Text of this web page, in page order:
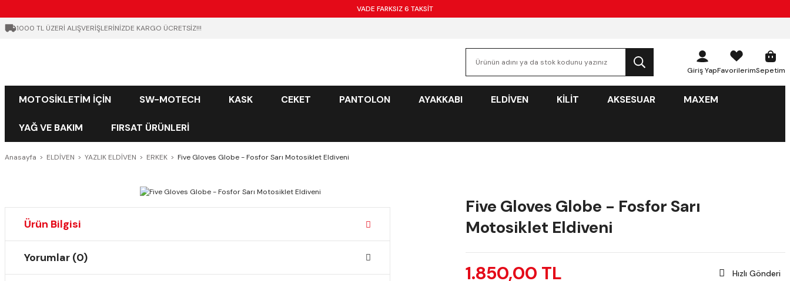
VADE FARKSIZ 6 TAKSİT
1000 TL ÜZERİ ALIŞVERİŞLERİNİZDE KARGO ÜCRETSİZ!!!
Giriş YapFavorilerimSepetim
MOTOSİKLETİM İÇİN SW-MOTECH KASK CEKET PANTOLON AYAKKABI ELDİVEN KİLİT AKSESUAR MAXEM
YAĞ VE BAKIM FIRSAT ÜRÜNLERİ
Anasayfa ELDİVEN YAZLIK ELDİVEN ERKEK Five Gloves Globe - Fosfor Sarı Motosiklet Eldiveni
Ürün Bilgisi
Yorumlar (0)
Five Gloves Globe - Fosfor Sarı
Motosiklet Eldiveni
1.850,00 TL Hızlı Gönderi